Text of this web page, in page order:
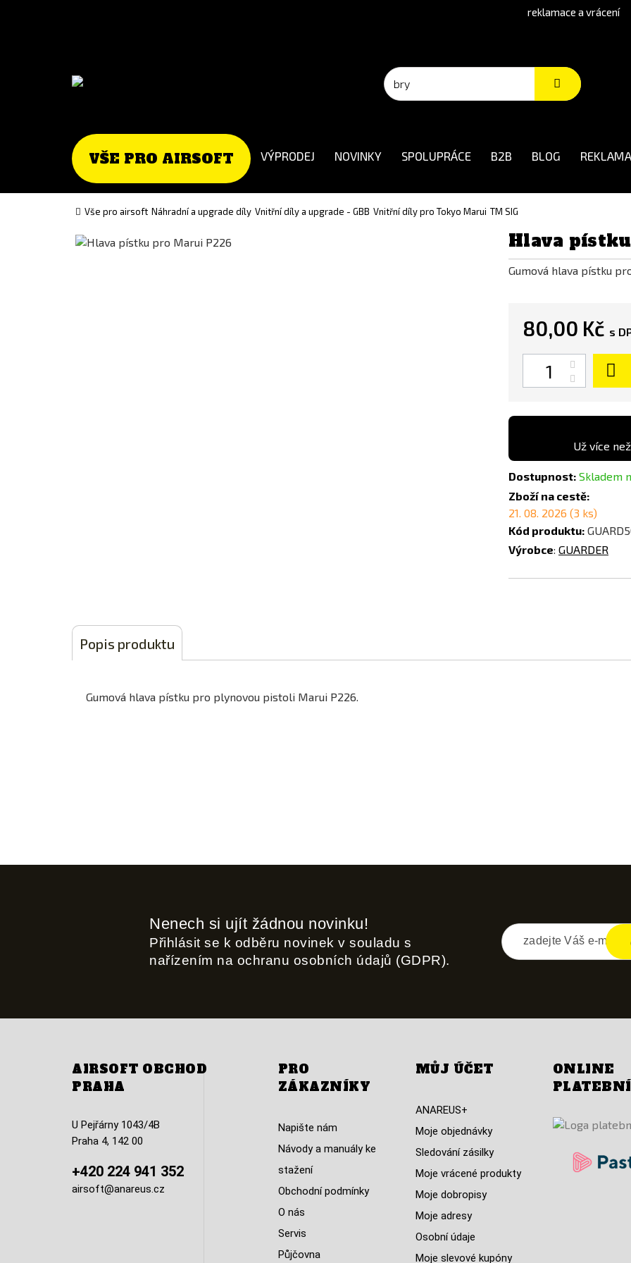
reklamace a vrácení
VŠE PRO AIRSOFT VÝPRODEJ NOVINKY SPOLUPRÁCE B2B BLOG
Vše pro airsoft Náhradní a upgrade díly Vnitřní díly a upgrade - GBB Vnitřní díly pro Tokyo Marui TM SIG
Hlava
Gumová hlava pístku
80,00 Kč s
Už více
Dostupnost: Skladem
Zboží na cestě:
21. 08. 2026 (3 ks)
Kód produktu:
Výrobce: GUARDER
Popis produktu
Gumová hlava pístku pro plynovou pistoli Marui P226.
Nenech si ujít žádnou novinku!
Přihlásit se k odběru novinek v souladu s
nařízením na ochranu osobních údajů (GDPR).
AIRSOFT OBCHOD
PRAHA
U Pejřárny 1043/4B
Praha 4, 142 00
+420 224 941 352
airsoft@anareus.cz
PRO
ZÁKAZNÍKY
Napište nám
Návody a manuály ke
stažení
Obchodní podmínky
O nás
Servis
Půjčovna
MŮJ ÚČET
ANAREUS+
Moje objednávky
Sledování zásilky
Moje vrácené produkty
Moje dobropisy
Moje adresy
Osobní údaje
Moje slevové kupóny
ONLINE